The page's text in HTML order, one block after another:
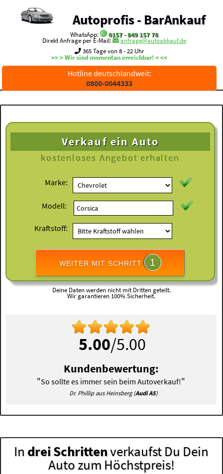
Autoprofis - BarAnkauf
WhatsApp:
0157 - 849 157 78
Direkt Anfrage per E-Mail:
anfrage@autoabkauf.de
365 Tage von 8 - 22 Uhr
>> > Wir sind momentan erreichbar! < <<
Hotline deutschlandweit:
0800-0044333
Verkauf ein Auto
kostenloses Angebot erhalten
Marke:
Modell:
Kraftstoff:
WEITER MIT SCHRITT 1
Deine Daten werden nicht mit Dritten geteilt.
Wir garantieren 100% Sicherheit.
5.00/5.00
Kundenbewertung:
"So sollte es immer sein beim Autoverkauf!"
Dr. Phillip aus Heinsberg (Audi A5)
In drei Schrittenverkaufst Du Dein
Auto zum Höchstpreis!